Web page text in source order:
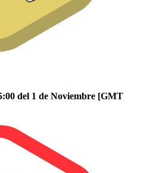
del 1 de Noviembre [GMT